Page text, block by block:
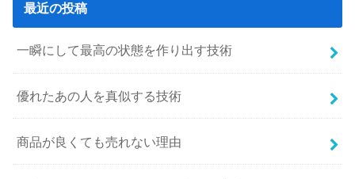
最近の投稿
一瞬にして最高の状態を作り出す技術
優れたあの人を真似する技術
商品が良くても売れない理由